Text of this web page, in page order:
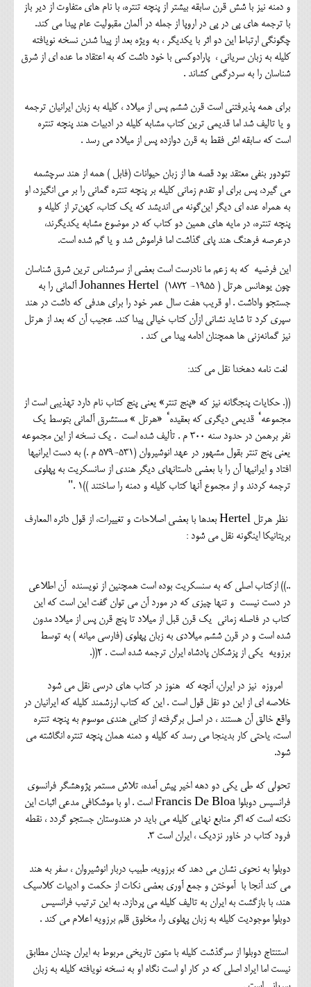
و دمنه نیز با شش قرن سابقه بیشتر از پنچه تنتره، با نام های متفاوت از دیر باز
با ترجمه های پی در پی در اروپا از جمله در آلمان مقبولیت عام پیدا می کند.
چگونگی ارتباط این دو اثر با یکدیگر ، به ویژه بعد از پیدا شدن نسخه نویافته
کلیله به زبان سریانی ، پارادوکسی با خود داشت که به اعتقاد ما عده ای از شرق
شناسان را به سردرگمی کشاند .
برای همه پذیرفتنی است قرن ششم پس از میلاد ، کلیله به زبان ایرانیان ترجمه
و یا تالیف شد اما قدیمی ترین کتاب مشابه کلیله در ادبیات هند پنچه تنتره
است که سابقه اش فقط به قرن دوازده پس از میلاد می رسد .
تئودور بنفی معتقد بود قصه ها از زبان حیوانات (فابل ) همه از هند سرچشمه
می گیرد، پس برای او تقدم زمانی کلیله بر پنچه تنتره گمانی را بر می انگیزد، او
به همراه عده ای دیگر این‌گونه می اندیشد که یک کتاب، کهن‌تر از کلیله و
پنچه تنتره، در مایه های همین دو کتاب که در موضوع مشابه یکدیگرند،
درعرصه فرهنگ هند پای گذاشت اما فراموش شد و یا گم شده است.
این فرضیه که به زعم ما نادرست است بعضی از سرشناس ترین شرق شناسان
چون یوهانس هرتل ( 1955- 1872) Johannes Hertel آلمانی را به
جستجو واداشت . او قریب هفت سال عمر خود را برای هدفی که داشت در هند
سپری کرد تا شاید نشانی ازآن کتاب خیالی پیدا کند. عجیب آن که بعد از هرتل
نیز گمانه‌زنی ها همچنان ادامه پیدا می کند .
لغت نامه دهخدا نقل می کند:
((. حکايات پنجگانه نيز که «پنج تنتر» يعني پنج کتاب نام دارد تهذيبي است از
مجموعه ٔ قديمي ديگري که بعقيده ٔ «هرتل » مستشرق آلماني بتوسط يک
نفر برهمن در حدود سنه 300 م . تأليف شده است . يک نسخه از اين مجموعه
يعني پنج تنتر بقول مشهور در عهد انوشيروان (531-579 م .) به دست ايرانيها
افتاد و ايرانيها آن را با بعضي داستانهاي ديگر هندي از سانسکريت به پهلوي
ترجمه کردند و از مجموع آنها کتاب کليله و دمنه را ساختند ))1 ."
نظر هرتل Hertel بعدها با بعضی اصلاحات و تغییرات، از قول دائره المعارف
بریتانیکا اینگونه نقل می شود :
..)) ازکتاب اصلي که به سنسکريت بوده است همچنين از نويسنده آن اطلاعي
در دست نيست و تنها چيزي که در مورد آن مي توان گفت اين است که اين
کتاب در فاصله زماني يک قرن قبل از ميلاد تا پنج قرن پس از ميلاد مدون
شده است و در قرن ششم ميلادي به زبان پهلوي (فارسي ميانه ) به توسط
برزویه يکي از پزشکان پادشاه ايران ترجمه شده است . 2((.
امروزه نیز در ایران، آنچه که هنوز در کتاب های درسی نقل می شود
خلاصه ای از این دو نقل قول است . این که کتاب ارزشمند کلیله که ایرانیان در
واقع خالق آن هستند ، در اصل برگرفته از کتابی هندی موسوم به پنچه تنتره
است، یاحتی کار بدینجا می رسد که کلیله و دمنه همان پنچه تنتره انگاشته می
شود.
تحولی که طی یکی دو دهه اخیر پیش آمده، تلاش مستمر پژوهشگر فرانسوی
فرانسیس دوبلوا Francis De Bloa است . او با موشکافی مدعی اثبات این
نکته است که اگر منابع نهایی کلیله می باید در هندوستان جستجو گردد ، نقطه
فرود کتاب در خاور نزدیک ، ایران است 3.
دوبلوا به نحوی نشان می دهد که برزویه، طبیب دربار انوشیروان ، سفر به هند
می کند آنجا با آموختن و جمع آوری بعضی نکات از حکمت و ادبیات کلاسیک
هند، با بازگشت به ایران به تالیف کلیله می پردازد. به این ترتیب فرانسیس
دوبلوا موجودیت کلیله به زبان پهلوی را، مخلوق قلم برزویه اعلام می کند .
استنتاج دوبلوا از سرگذشت کلیله با متون تاریخی مربوط به ایران چندان مطابق
نیست اما ایراد اصلی که در کار او است نگاه او به نسخه نویافته کلیله به زبان